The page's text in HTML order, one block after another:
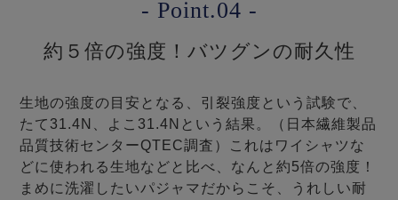
- Point.04 -
約５倍の強度！バツグンの耐久性
生地の強度の目安となる、引裂強度という試験で、
たて31.4N、よこ31.4Nという結果。（日本繊維製品
品質技術センターQTEC調査）これはワイシャツな
どに使われる生地などと比べ、なんと約5倍の強度！
まめに洗濯したいパジャマだからこそ、うれしい耐